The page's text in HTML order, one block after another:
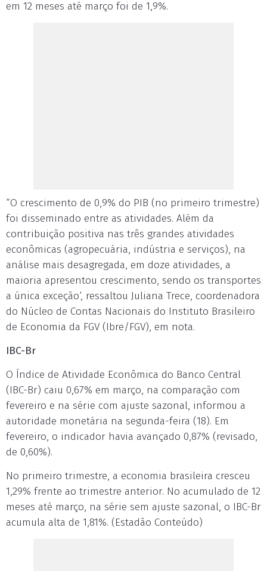
em 12 meses até março foi de 1,9%.
“O crescimento de 0,9% do PIB (no primeiro trimestre)
foi disseminado entre as atividades. Além da
contribuição positiva nas três grandes atividades
econômicas (agropecuária, indústria e serviços), na
análise mais desagregada, em doze atividades, a
maioria apresentou crescimento, sendo os transportes
a única exceção‘, ressaltou Juliana Trece, coordenadora
do Núcleo de Contas Nacionais do Instituto Brasileiro
de Economia da FGV (Ibre/FGV), em nota.
IBC-Br
O Índice de Atividade Econômica do Banco Central
(IBC-Br) caiu 0,67% em março, na comparação com
fevereiro e na série com ajuste sazonal, informou a
autoridade monetária na segunda-feira (18). Em
fevereiro, o indicador havia avançado 0,87% (revisado,
de 0,60%).
No primeiro trimestre, a economia brasileira cresceu
1,29% frente ao trimestre anterior. No acumulado de 12
meses até março, na série sem ajuste sazonal, o IBC-Br
acumula alta de 1,81%. (Estadão Conteúdo)